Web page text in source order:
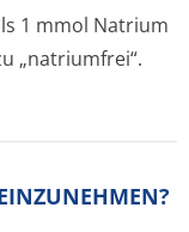
1 mmol Natrium
„natriumfrei“.